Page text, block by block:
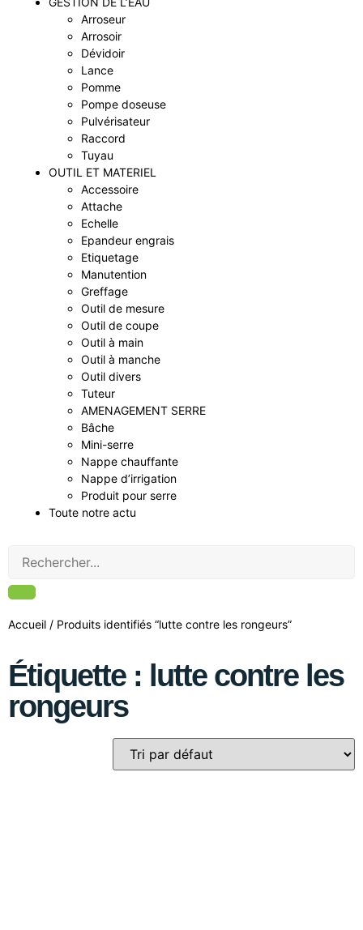
Arroseur
Arrosoir
Dévidoir
Lance
Pomme
Pompe doseuse
Pulvérisateur
Raccord
Tuyau
OUTIL ET MATERIEL
Accessoire
Attache
Echelle
Epandeur engrais
Etiquetage
Manutention
Greffage
Outil de mesure
Outil de coupe
Outil à main
Outil à manche
Outil divers
Tuteur
AMENAGEMENT SERRE
Bâche
Mini-serre
Nappe chauffante
Nappe d’irrigation
Produit pour serre
Toute notre actu
Accueil / Produits identifiés “lutte contre les rongeurs”
Étiquette : lutte contre les
rongeurs